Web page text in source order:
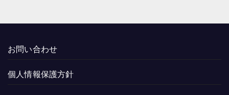
お問い合わせ
個人情報保護方針